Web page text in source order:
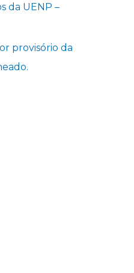
da UENP –
provisório da